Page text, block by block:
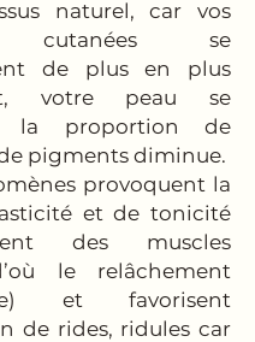
naturel, car vos
cutanées se
de plus en plus
votre peau se
la proportion de
pigments diminue.
provoquent la
et de tonicité
des muscles
le relâchement
et favorisent
de rides, ridules car